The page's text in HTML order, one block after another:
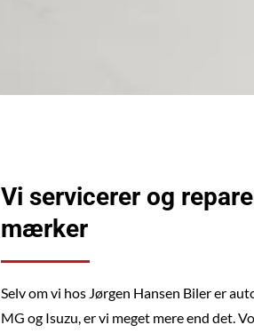
Vi servicerer og
mærker
Selv om vi hos Jørgen Hansen Biler er
MG og Isuzu, er vi meget mere end det.